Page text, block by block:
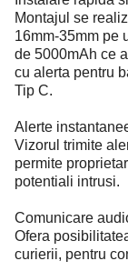
Montajul se
16mm-35mm pe
de 5000mAh ce
cu alerta pentru
Tip C.
Alerte
Vizorul trimite
permite
potentiali intrusi.
Comunicare
Ofera
curierii, pentru